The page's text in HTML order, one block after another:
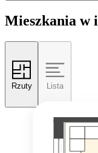
Mieszkania w
Rzuty Lista